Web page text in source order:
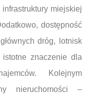
miejskiej
dostępność
dróg, lotnisk
znaczenie dla
Kolejnym
nieruchomości –